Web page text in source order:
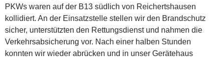
PKWs waren auf der B13 südlich von Reichertshausen
kollidiert. An der Einsatzstelle stellen wir den Brandschutz
sicher, unterstützten den Rettungsdienst und nahmen die
Verkehrsabsicherung vor. Nach einer halben Stunden
konnten wir wieder abrücken und in unser Gerätehaus